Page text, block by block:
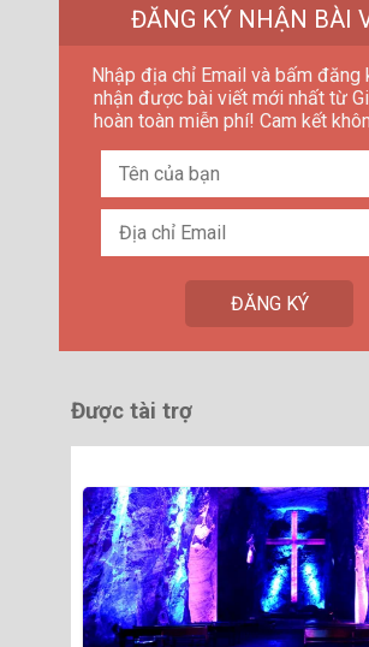
ĐĂNG KÝ NHẬN BÀI
Nhập địa chỉ Email và bấm đăng
nhận được bài viết mới nhất từ
hoàn toàn miễn phí! Cam kết
Được tài trợ